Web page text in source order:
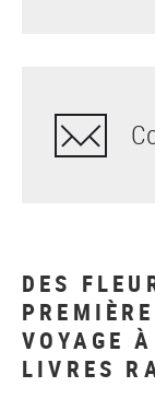
DES
VOYAGE
LIVRES